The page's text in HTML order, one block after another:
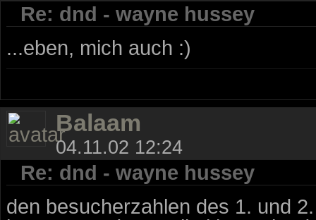
Re: dnd - wayne hussey
...eben, mich auch :)
Balaam
04.11.02 12:24
Re: dnd - wayne hussey
den besucherzahlen des 1. und